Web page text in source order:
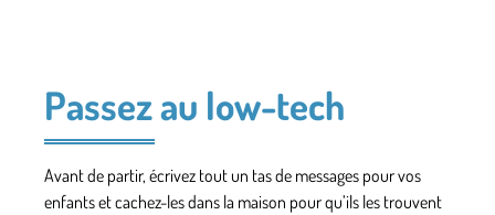
Passez au low-tech
Avant de partir, écrivez tout un tas de messages pour vos
enfants et cachez-les dans la maison pour qu’ils les trouvent